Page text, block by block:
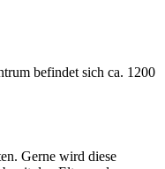
befindet sich ca. 1200
Gerne wird diese